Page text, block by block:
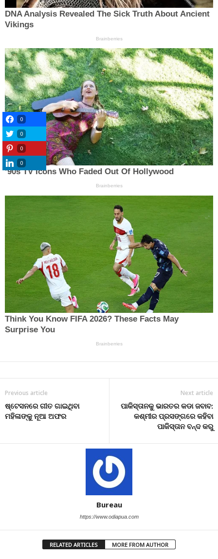
Previous article
ଷ୍ଟେସନରେ ଗୀତ ଗାଇଥିବା
ମହିଳାଙ୍କୁ ନୂଆ ଅଫର
Next article
ପାକିସ୍ତାନକୁ ଭାରତର କଡା ଜବାବ:
କଶ୍ମୀର ପ୍ରସଙ୍ଗରେ କହିବା
ପାକିସ୍ତାନ ବନ୍ଦ କରୁ
Bureau
https://www.odiapua.com
RELATED ARTICLES MORE FROM AUTHOR
0
0
0
0